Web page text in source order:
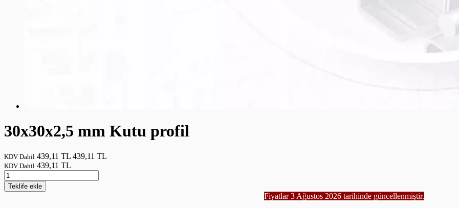
30x30x2,5 mm Kutu profil
KDV Dahil 439,11 TL 439,11 TL
KDV Dahil 439,11 TL
Teklife ekle
Fiyatlar 3 Ağustos 2026 tarihinde güncellenmiştir.